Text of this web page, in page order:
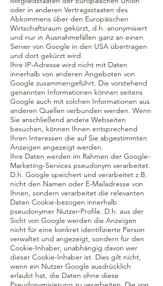
oder in anderen Vertragsstaaten des
Abkommens über den Europäischen
Wirtschaftsraum gekürzt, d.h. anonymisiert
und nur in Ausnahmefällen ganz an einen
Server von Google in den USA übertragen
und dort gekürzt wird.
Ihre IP-Adresse wird nicht mit Daten
innerhalb von anderen Angeboten von
Google zusammengeführt. Die vorstehend
genannten Informationen können seitens
Google auch mit solchen Informationen aus
anderen Quellen verbunden werden. Wenn
Sie anschließend andere Webseiten
besuchen, können Ihnen entsprechend
Ihren Interessen die auf Sie abgestimmten
Anzeigen angezeigt werden.
Ihre Daten werden im Rahmen der Google-
Marketing-Services pseudonym verarbeitet.
D.h. Google speichert und verarbeitet z.B.
nicht den Namen oder E-Mailadresse von
Ihnen, sondern verarbeitet die relevanten
Daten Cookie-bezogen innerhalb
pseudonymer Nutzer-Profile. D.h. aus der
Sicht von Google werden die Anzeigen
nicht für eine konkret identifizierte Person
verwaltet und angezeigt, sondern für den
Cookie-Inhaber, unabhängig davon wer
dieser Cookie-Inhaber ist. Dies gilt nicht,
wenn ein Nutzer Google ausdrücklich
erlaubt hat, die Daten ohne diese